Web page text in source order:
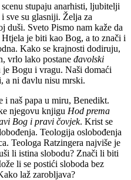
stupaju anarhisti, ljubitelji
sve su glasniji. Želja za
duši. Sveto Pismo nam kaže da
je biti kao Bog, a to znači i
Kako se krajnosti dodiruju,
vrlo lako postane đavolski
Bogu i vragu. Naši domaći
a ni đavlu nisu mrski.
i naš papa u miru, Benedikt.
njegovu knjigu Hod prema
Bog i pravi čovjek. Krist se
Teologija oslobođenja
Teologa Ratzingera najviše je
li istina slobodu? Znači li biti
li se postići sloboda bez
laž zarobljava?